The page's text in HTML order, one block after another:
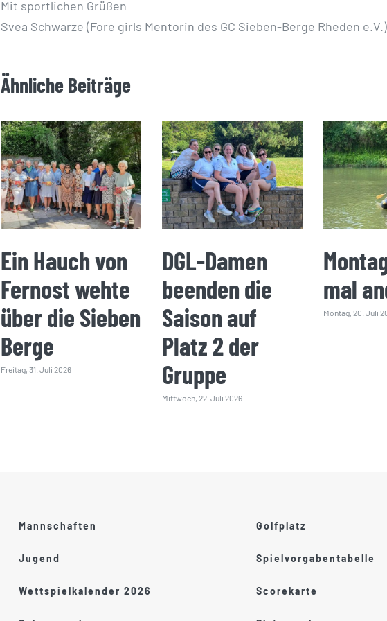
Mit sportlichen Grüßen
Svea Schwarze (Fore girls Mentorin des GC Sieben-Berge Rheden e.V.)
Ähnliche Beiträge
Ein Hauch von
Fernost wehte
über die Sieben
Berge
Freitag, 31. Juli 2026
DGL-Damen
beenden die
Saison auf
Platz 2 der
Gruppe
Mittwoch, 22. Juli 2026
mal
Montag, 20. Juli
Mannschaften
Jugend
Wettspielkalender 2026
Golfplatz
Spielvorgabentabelle
Scorekarte